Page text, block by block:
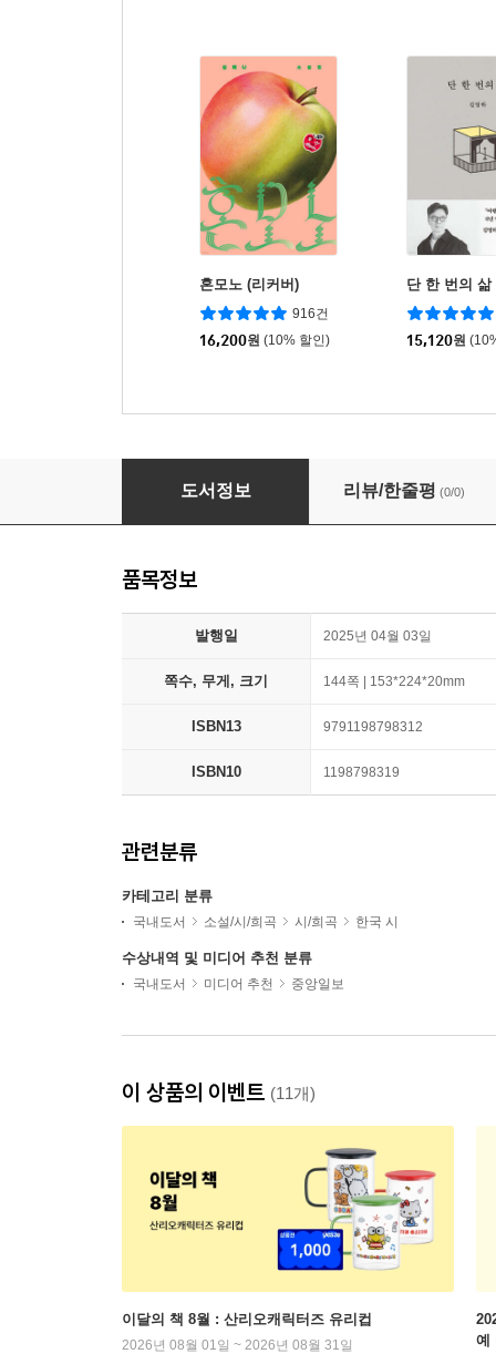
혼모노 (리커버)
916건
16,200원 (10% 할인)
단 한 번의 삶
15,120원
섬진강 시인들
도서정보 리뷰/한줄평 (0/0)
품목정보
발행일 2025년 04월 03일
쪽수, 무게, 크기 144쪽 | 153*224*20mm
ISBN13 9791198798312
ISBN10 1198798319
관련분류
카테고리 분류
국내도서 소설/시/희곡 시/희곡 한국 시
수상내역 및 미디어 추천 분류
국내도서 미디어 추천 중앙일보
이 상품의 이벤트 (11개)
이달의 책 8월 : 산리오캐릭터즈 유리컵
2026년 08월 01일 ~ 2026년 08월 31일
예